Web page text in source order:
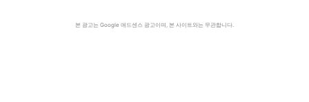
본 광고는 Google 애드센스 광고이며, 본 사이트와는 무관합니다.